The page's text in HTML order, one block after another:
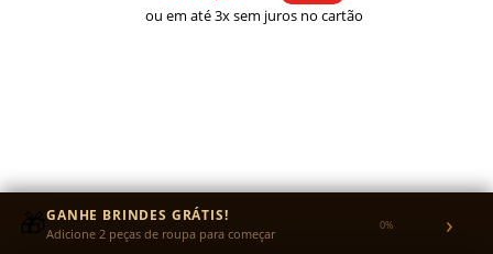
ou em até 3x sem juros no cartão
🎁GANHE BRINDES GRÁTIS!
Adicione 2 peças de roupa para começar 0% ›